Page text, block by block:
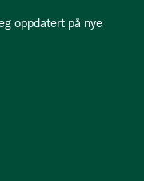
oppdatert på nye